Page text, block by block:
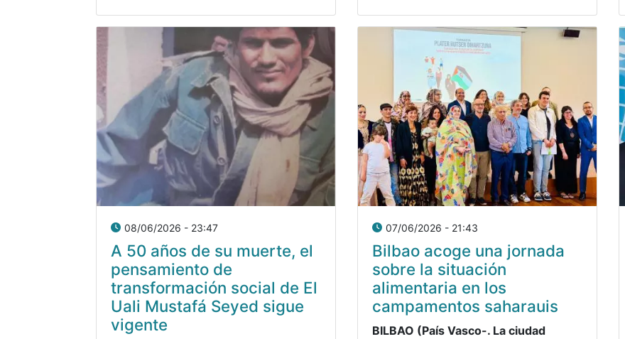
08/06/2026 - 23:47
A 50 años de su muerte, el
pensamiento de
transformación social de El
Uali Mustafá Seyed sigue
vigente
07/06/2026 - 21:43
Bilbao acoge una jornada
sobre la situación
alimentaria en los
campamentos saharauis
BILBAO (País Vasco-. La ciudad